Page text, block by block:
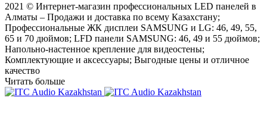
2021 © Интернет-магазин профессиональных LED панелей в
Алматы – Продажи и доставка по всему Казахстану;
Профессиональные ЖК дисплеи SAMSUNG и LG: 46, 49, 55,
65 и 70 дюймов; LFD панели SAMSUNG: 46, 49 и 55 дюймов;
Напольно-настенное крепление для видеостены;
Комплектующие и аксессуары; Выгодные цены и отличное
качество
Читать больше